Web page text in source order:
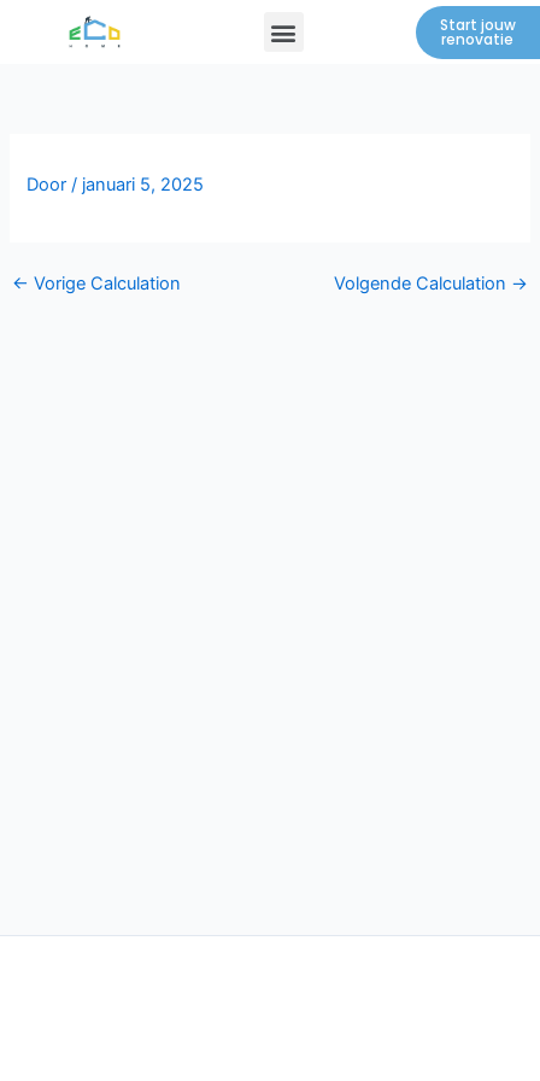
Menu Start jouw
renovatie
Door/ januari 5, 2025
← Vorige Calculation Volgende Calculation →